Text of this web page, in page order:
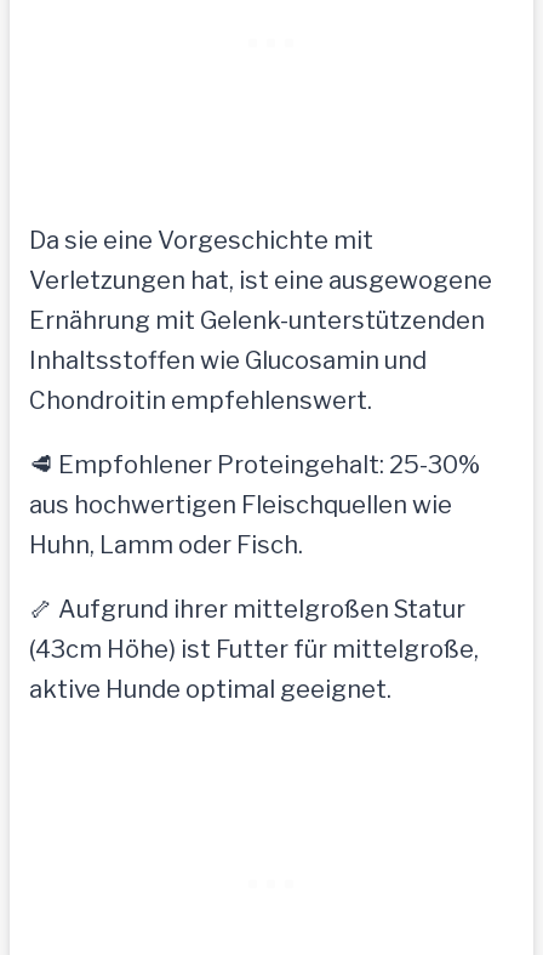
Da sie eine Vorgeschichte mit
Verletzungen hat, ist eine ausgewogene
Ernährung mit Gelenk-unterstützenden
Inhaltsstoffen wie Glucosamin und
Chondroitin empfehlenswert.
🥩 Empfohlener Proteingehalt: 25-30%
aus hochwertigen Fleischquellen wie
Huhn, Lamm oder Fisch.
🦴 Aufgrund ihrer mittelgroßen Statur
(43cm Höhe) ist Futter für mittelgroße,
aktive Hunde optimal geeignet.